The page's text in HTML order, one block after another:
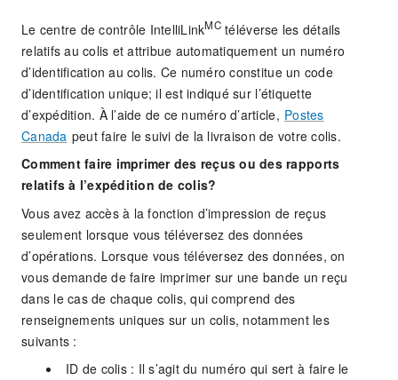
Le centre de contrôle IntelliLinkMCtéléverse les détails
relatifs au colis et attribue automatiquement un numéro
d’identification au colis. Ce numéro constitue un code
d’identification unique; il est indiqué sur l’étiquette
d’expédition. À l’aide de ce numéro d’article, Postes
Canada peut faire le suivi de la livraison de votre colis.
Comment faire imprimer des reçus ou des rapports
relatifs à l’expédition de colis?
Vous avez accès à la fonction d’impression de reçus
seulement lorsque vous téléversez des données
d’opérations. Lorsque vous téléversez des données, on
vous demande de faire imprimer sur une bande un reçu
dans le cas de chaque colis, qui comprend des
renseignements uniques sur un colis, notamment les
suivants :
ID de colis : Il s’agit du numéro qui sert à faire le